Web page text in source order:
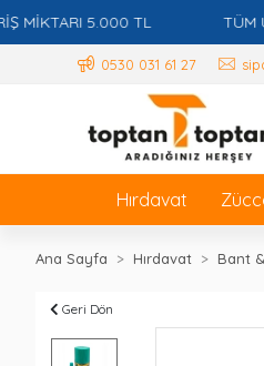
5.000 TL TÜM
0530 031 61 27
Hırdavat
Ana Sayfa Hırdavat Bant
Geri Dön